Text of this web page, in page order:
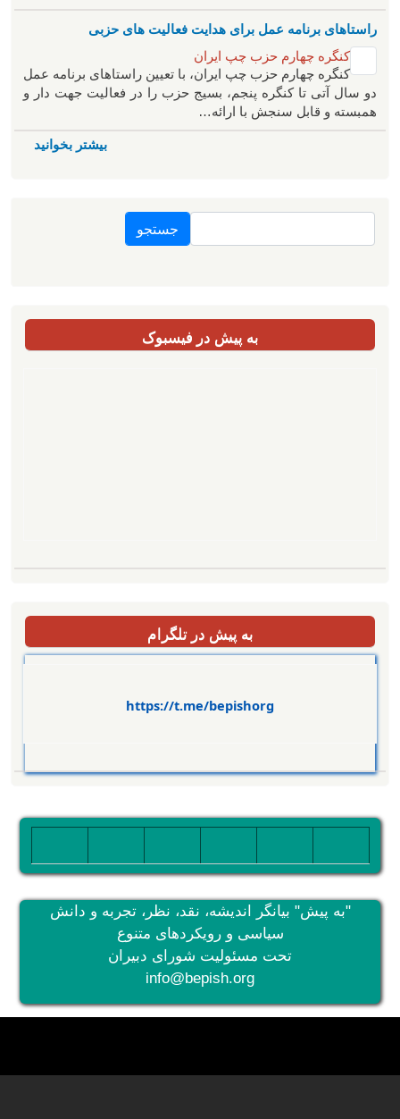
راستاهای برنامه عمل برای هدایت فعالیت های حزبی
کنگره چهارم حزب چپ ایران
کنگره چهارم حزب چپ ایران، با تعیین راستاهای برنامه عمل
دو سال آتی تا کنگره پنجم، بسیج حزب را در فعالیت جهت دار و
همبسته و قابل سنجش با ارائه…
بیشتر بخوانید
جستجو
به پیش در فیسبوک
به پیش در تلگرام
https://t.me/bepishorg
"به پیش" بیانگر اندیشه، نقد، نظر، تجربه و دانش
سیاسی و رویکردهای متنوع
تحت مسئولیت شورای دبیران
info@bepish.org